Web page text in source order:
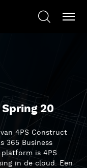
20
4PS Construct
365 Business
is 4PS
in de cloud. Een